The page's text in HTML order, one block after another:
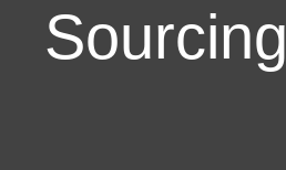
Sourcing